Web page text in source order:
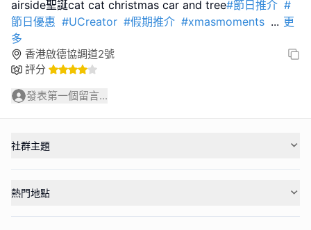
airside聖誕cat cat christmas car and tree#節日推介 #
節日優惠 #UCreator #假期推介 #xmasmoments ... 更
多
香港啟德協調道2號
評分
發表第一個留言...
社群主題
熱門地點